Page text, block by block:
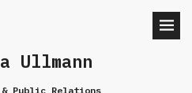
Ullmann
& Public Relations